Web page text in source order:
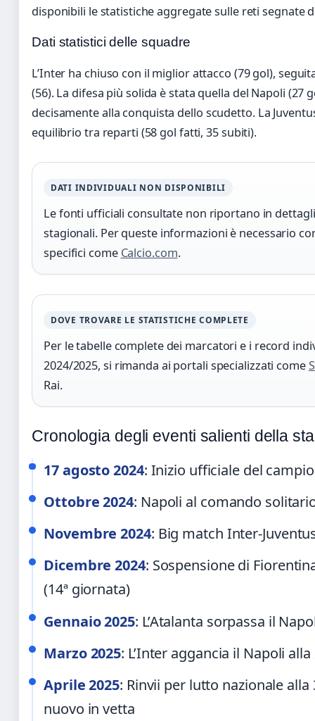
disponibili le statistiche aggregate sulle reti segnate
Dati statistici delle squadre
L’Inter ha chiuso con il miglior attacco (79 gol),
(56). La difesa più solida è stata quella del Napoli (27
decisamente alla conquista dello scudetto. La
equilibrio tra reparti (58 gol fatti, 35 subiti).
DATI INDIVIDUALI NON DISPONIBILI
Le fonti ufficiali consultate non riportano in
stagionali. Per queste informazioni è necessario
specifici come Calcio.com.
DOVE TROVARE LE STATISTICHE COMPLETE
Per le tabelle complete dei marcatori e i record
2024/2025, si rimanda ai portali specializzati come
Rai.
Cronologia degli eventi salienti della
17 agosto 2024: Inizio ufficiale del
Ottobre 2024: Napoli al comando
Novembre 2024: Big match Inter-
Dicembre 2024: Sospensione di
(14ª giornata)
Gennaio 2025: L’Atalanta sorpassa il
Marzo 2025: L’Inter aggancia il Napoli
Aprile 2025: Rinvii per lutto nazionale
nuovo in vetta